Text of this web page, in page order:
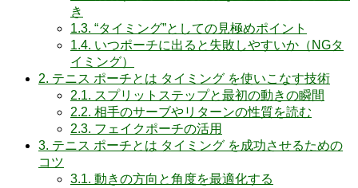
き
1.3. “タイミング”としての見極めポイント
1.4. いつポーチに出ると失敗しやすいか（NGタ
イミング）
2. テニス ポーチとは タイミング を使いこなす技術
2.1. スプリットステップと最初の動きの瞬間
2.2. 相手のサーブやリターンの性質を読む
2.3. フェイクポーチの活用
3. テニス ポーチとは タイミング を成功させるための
コツ
3.1. 動きの方向と角度を最適化する